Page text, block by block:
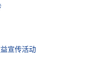
宣传活动